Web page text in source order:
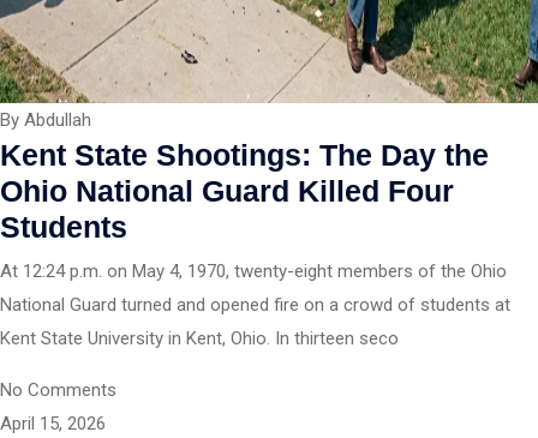
By Abdullah
Kent State Shootings: The Day the
Ohio National Guard Killed Four
Students
At 12:24 p.m. on May 4, 1970, twenty-eight members of the Ohio
National Guard turned and opened fire on a crowd of students at
Kent State University in Kent, Ohio. In thirteen seco
No Comments
April 15, 2026